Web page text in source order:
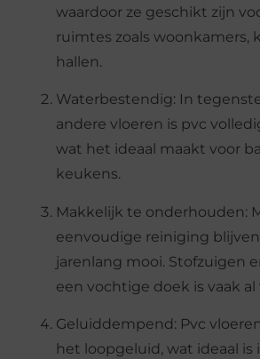
waardoor ze geschikt zijn
ruimtes zoals woonkamers,
hallen.
Waterbestendig: In
andere vloeren is pvc
wat het ideaal maakt voor
keukens.
Makkelijk te onderhouden:
eenvoudige reiniging
jarenlang mooi. Stofzuigen
een vochtige doek is vaak al
Geluiddempend: Pvc
het loopgeluid, wat ideaal is